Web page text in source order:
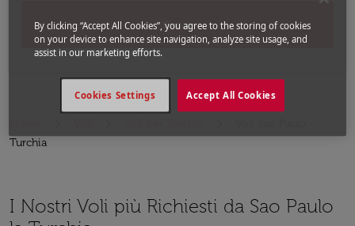
Cerca
Turchia
I Nostri Voli più Richiesti da Sao Paulo
By clicking “Accept All Cookies”, you agree to the storing of cookies
on your device to enhance site navigation, analyze site usage, and
assist in our marketing efforts.
Accept All Cookies
Cookies Settings